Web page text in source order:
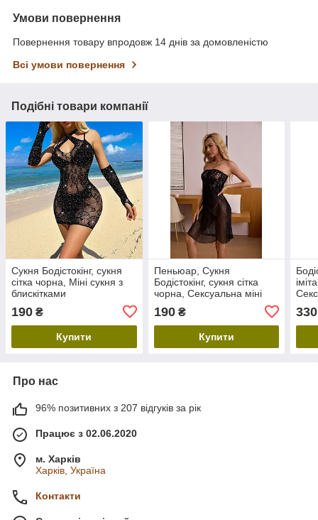
Умови повернення
Повернення товару впродовж 14 днів за домовленістю
Всі умови повернення
Подібні товари компанії
Сукня Бодістокінг, сукня
сітка чорна, Міні сукня з
блискітками
190 ₴
Купити
Пеньюар, Сукня
Бодістокінг, сукня сітка
чорна, Сексуальна міні
190₴
Купити
330
Про нас
96% позитивних з 207 відгуків за рік
Працює з 02.06.2020
м. Харків
Харків, Україна
Контакти